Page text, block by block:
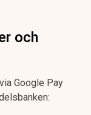
och
Google Pay